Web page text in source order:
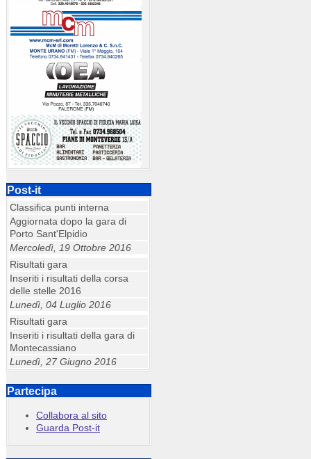
Post-it
Classifica punti interna
Aggiornata dopo la gara di
Porto Sant'Elpidio
Mercoledì, 19 Ottobre 2016
Risultati gara
Inseriti i risultati della corsa
delle stelle 2016
Lunedì, 04 Luglio 2016
Risultati gara
Inseriti i risultati della gara di
Montecassiano
Lunedì, 27 Giugno 2016
Partecipa
Collabora al sito
Guarda Post-it